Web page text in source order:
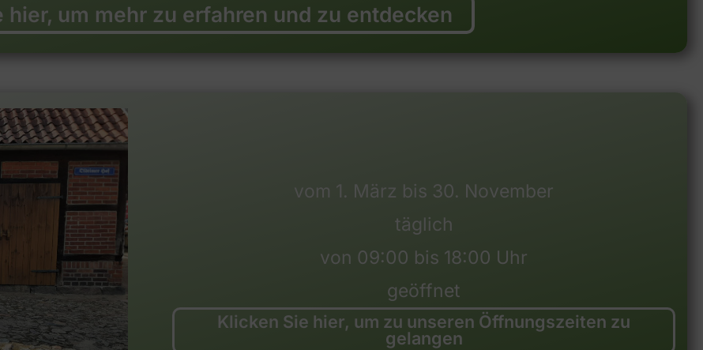
hier, um mehr zu erfahren und zu entdecken
vom 1. März bis 30. November
täglich
von 09:00 bis 18:00 Uhr
geöffnet
Klicken Sie hier, um zu unseren Öffnungszeiten zu
gelangen